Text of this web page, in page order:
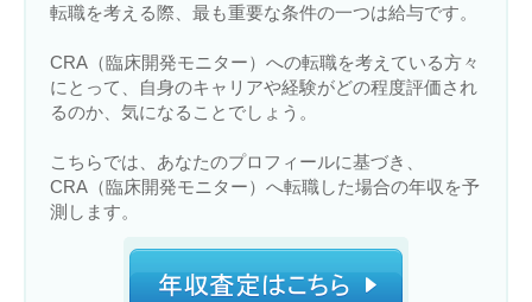
転職を考える際、最も重要な条件の一つは給与です。
CRA（臨床開発モニター）への転職を考えている方々
にとって、自身のキャリアや経験がどの程度評価され
るのか、気になることでしょう。
こちらでは、あなたのプロフィールに基づき、
CRA（臨床開発モニター）へ転職した場合の年収を予
測します。